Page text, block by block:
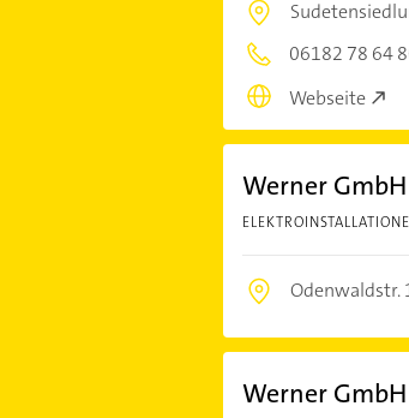
06182 78 64
Webseite
Werner GmbH
Odenwaldstr.
Werner